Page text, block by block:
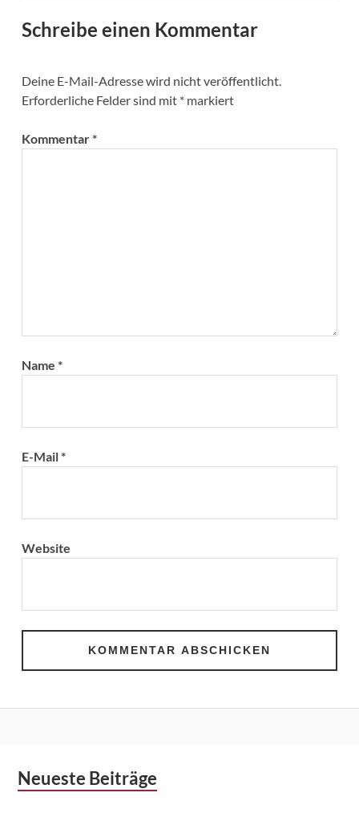
Schreibe einen Kommentar
Deine E-Mail-Adresse wird nicht veröffentlicht.
Erforderliche Felder sind mit *markiert
Kommentar*
Name *
E-Mail*
Website
Subsidiary
Neueste Beiträge